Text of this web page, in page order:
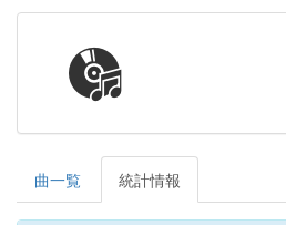
曲一覧 統計情報